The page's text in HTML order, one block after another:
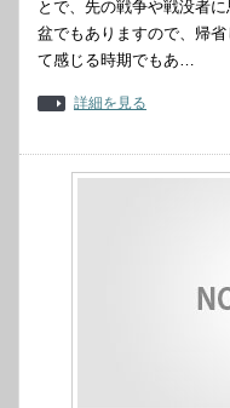
とで、先の戦争や戦没者
盆でもありますので、帰
て感じる時期でもあ…
詳細を見る